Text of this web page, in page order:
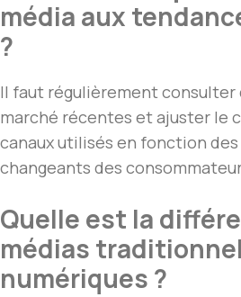
média aux
?
Il faut régulièrement consulter
marché récentes et ajuster le
canaux utilisés en fonction
changeants des
Quelle est la
médias
numériques ?